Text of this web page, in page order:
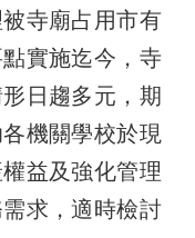
寺廟占用市有
實施迄今，寺
日趨多元，期
機關學校於現
益及強化管理
求，適時檢討